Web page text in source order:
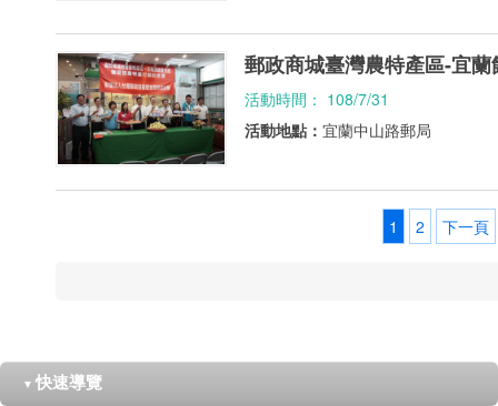
郵政商城臺灣農特產區-宜
活動時間： 108/7/31
活動地點： 宜蘭中山路郵局
1 2 下一頁
▼ 快速導覽